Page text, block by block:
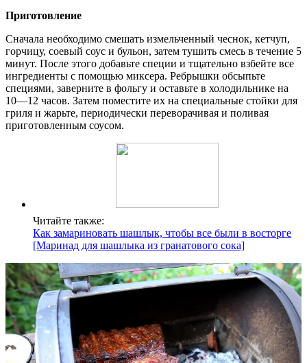
Приготовление
Сначала необходимо смешать измельченный чеснок, кетчуп,
горчицу, соевый соус и бульон, затем тушить смесь в течение 5
минут. После этого добавьте специи и тщательно взбейте все
ингредиенты с помощью миксера. Ребрышки обсыпьте
специями, заверните в фольгу и оставьте в холодильнике на
10—12 часов. Затем поместите их на специальные стойки для
гриля и жарьте, периодически переворачивая и поливая
приготовленным соусом.
Читайте также:
Как замариновать шашлык, чтобы все были в восторге
[Маринад для шашлыка из гранатового сока]